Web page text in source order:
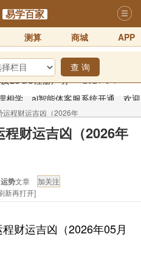
易学百家
测算 商城 APP
查 询
相学，ai智能体客服系统开通，欢迎
家来体验新程序及感觉！！
明
2025-10-12
LOGO注册声明
2021-9-7
运程财运吉凶（2026年
财运吉凶（2026年
势文章
新再打开]
财运吉凶（2026年05月